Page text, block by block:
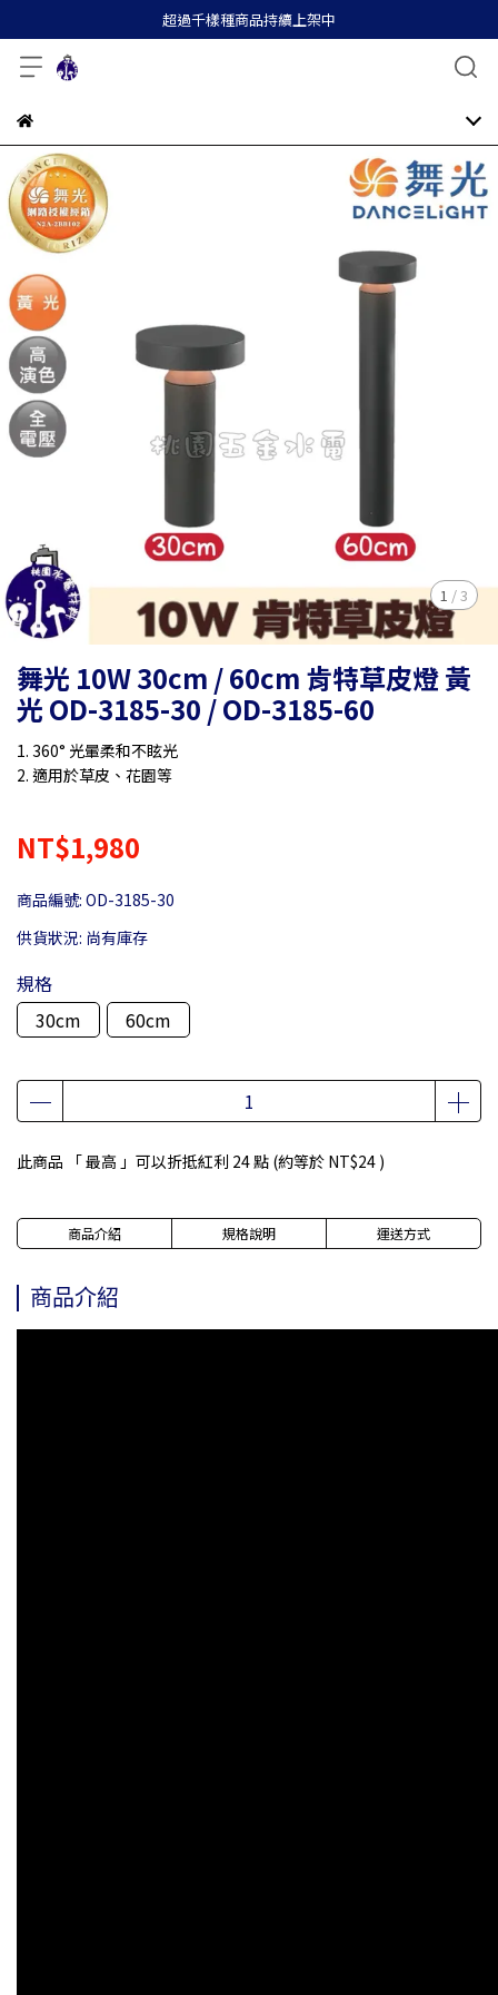
超過千樣種商品持續上架中
1 /3
舞光 10W 30cm / 60cm 肯特草皮燈 黃
光 OD-3185-30 / OD-3185-60
1. 360° 光暈柔和不眩光
2. 適用於草皮、花園等
NT$1,980
商品編號: OD-3185-30
供貨狀況: 尚有庫存
規格
30cm
60cm
此商品 「 最高 」可以折抵紅利 24點 (約等於 NT$24 )
商品介紹 規格說明 運送方式
商品介紹